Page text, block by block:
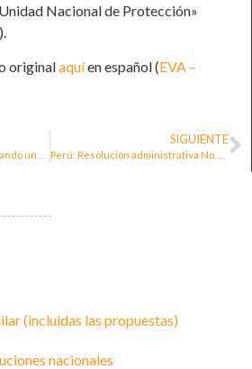
Nacional de Protección»
originalaquíen español (EVA –
SIGUIENTE
(incluidas las propuestas)
nacionales